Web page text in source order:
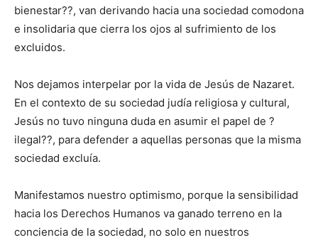
bienestar??, van derivando hacia una sociedad comodona
e insolidaria que cierra los ojos al sufrimiento de los
excluidos.
Nos dejamos interpelar por la vida de Jesús de Nazaret.
En el contexto de su sociedad judía religiosa y cultural,
Jesús no tuvo ninguna duda en asumir el papel de ?
ilegal??, para defender a aquellas personas que la misma
sociedad excluía.
Manifestamos nuestro optimismo, porque la sensibilidad
hacia los Derechos Humanos va ganado terreno en la
conciencia de la sociedad, no solo en nuestros